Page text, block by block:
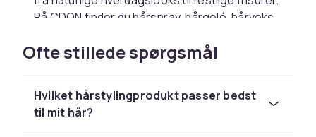
På CDON finder duhårspray,hårgelé ,hårvoks
varmebeskyttelsefra populære mærker.
Handl trygt med hurtig levering og fleksible
Vælg produkt efter hårtype
Ofte stillede spørgsmål
Hvilket hårstylingprodukt passer bedst
til mit hår?